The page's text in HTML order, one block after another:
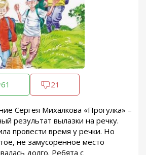
61 21
Сергея Михалкова «Прогулка» –
результат вылазки на речку.
провести время у речки. Но
не замусоренное место
долго. Ребята с